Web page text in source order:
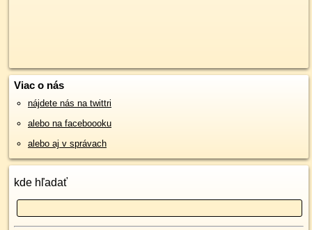
Viac o nás
nájdete nás na twittri
alebo na faceboooku
alebo aj v správach
kde hľadať